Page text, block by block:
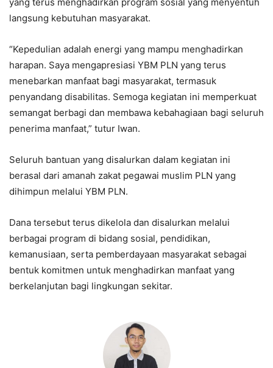
yang terus menghadirkan program sosial yang menyentuh
langsung kebutuhan masyarakat.
“Kepedulian adalah energi yang mampu menghadirkan
harapan. Saya mengapresiasi YBM PLN yang terus
menebarkan manfaat bagi masyarakat, termasuk
penyandang disabilitas. Semoga kegiatan ini memperkuat
semangat berbagi dan membawa kebahagiaan bagi seluruh
penerima manfaat,” tutur Iwan.
Seluruh bantuan yang disalurkan dalam kegiatan ini
berasal dari amanah zakat pegawai muslim PLN yang
dihimpun melalui YBM PLN.
Dana tersebut terus dikelola dan disalurkan melalui
berbagai program di bidang sosial, pendidikan,
kemanusiaan, serta pemberdayaan masyarakat sebagai
bentuk komitmen untuk menghadirkan manfaat yang
berkelanjutan bagi lingkungan sekitar.